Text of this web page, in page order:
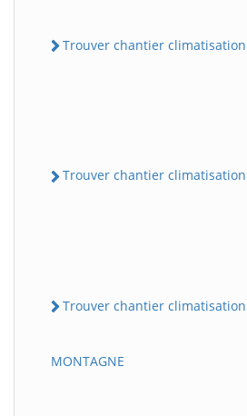
Trouver chantier climatisation
Trouver chantier climatisation
Trouver chantier climatisation
MONTAGNE